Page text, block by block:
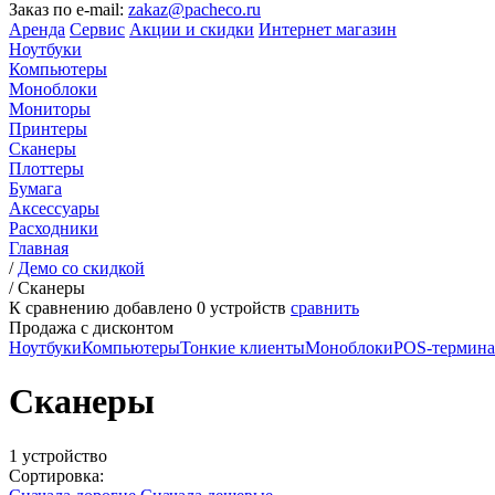
Заказ по e-mail: zakaz@pacheco.ru
Аренда Сервис Акции и скидки Интернет магазин
Ноутбуки
Компьютеры
Моноблоки
Мониторы
Принтеры
Сканеры
Плоттеры
Бумага
Аксессуары
Расходники
Главная
/ Демо со скидкой
/Сканеры
К сравнению добавлено 0 устройств сравнить
Продажа с дисконтом
НоутбукиКомпьютерыТонкие клиентыМоноблокиPOS-
Сканеры
1 устройство
Сортировка: